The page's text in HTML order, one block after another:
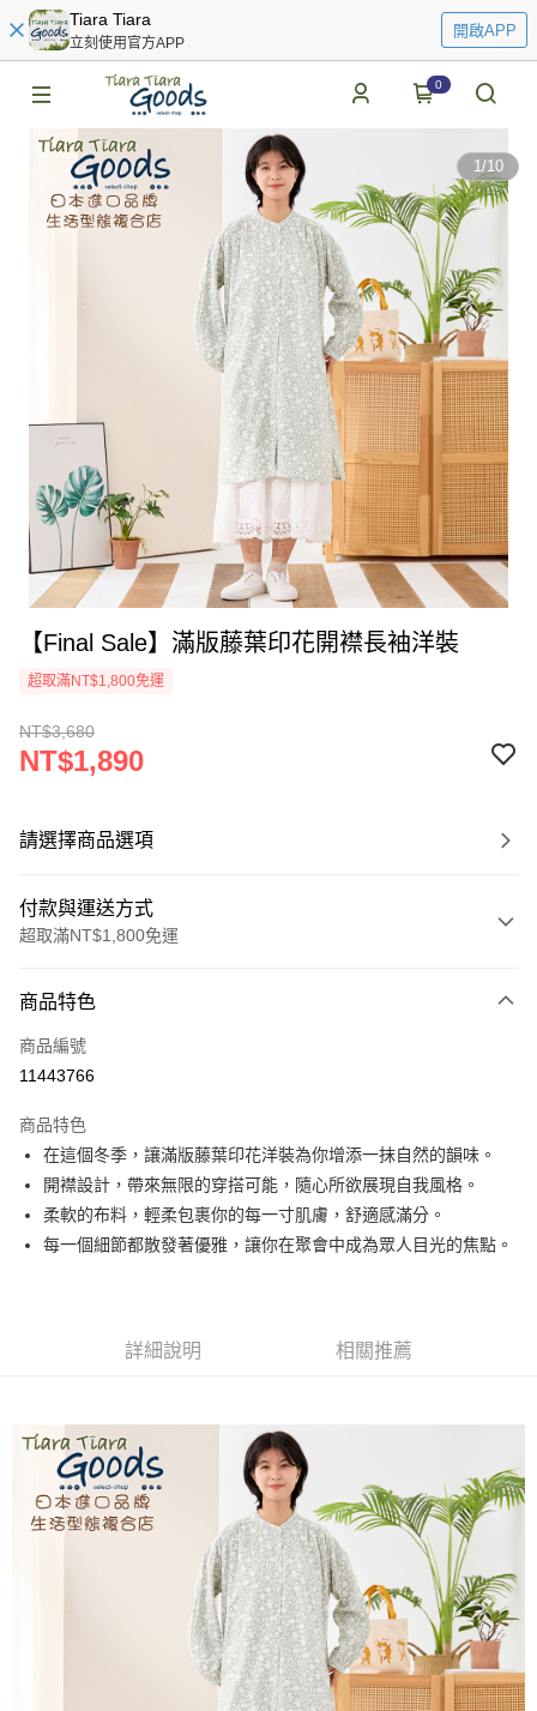
Tiara Tiara
立刻使用官方APP
開啟APP
0
1/10
【Final Sale】滿版藤葉印花開襟長袖洋裝
超取滿NT$1,800免運
NT$3,680
NT$1,890
請選擇商品選項
付款與運送方式
超取滿NT$1,800免運
信用卡一次付款
超商取貨付款
Apple Pay
悠遊付
Google Pay
便利好安心！
１．簡單：不需註冊會員、不需綁卡、不需儲值。
２．便利：只要手機號碼，簡訊認證，即可結帳。
３．安心：先確認商品／服務後，再付款。
【「AFTEE先享後付」結帳流程】
１．於結帳方式選擇「AFTEE先享後付」後，將跳轉至「AFTEE先享後付」
結帳頁面，進行簡訊認證並確認金額後，即可完成結帳。
２．訂單成立數日內，您將收到繳費通知簡訊。
３．收到繳費通知簡訊後14天內，點擊此簡訊中的連結，可透過四大超商／
ATM／網路銀行／等多元方式進行付款，方視為交易完成。
※ 請注意：結帳手續完成當下不需立刻繳費，但若您需要取消訂單，請聯絡
購買商品的店家。未經商家同意取消之訂單仍視為有效，需透過AFTEE先享
運送方式
全家取貨付款
每筆NT$60，滿NT$1,800(含以上)免運費
每筆NT$60，滿NT$1,800(含以上)免運費
每筆NT$60，滿NT$2,000(含以上)免運費
商品特色
商品編號
11443766
商品特色
在這個冬季，讓滿版藤葉印花洋裝為你增添一抹自然的韻味。
開襟設計，帶來無限的穿搭可能，隨心所欲展現自我風格。
柔軟的布料，輕柔包裹你的每一寸肌膚，舒適感滿分。
每一個細節都散發著優雅，讓你在聚會中成為眾人目光的焦點。
詳細說明 相關推薦